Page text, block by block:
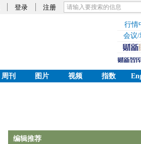
登录 注册
行情
会议/
周刊 图片 视频 指数
编辑推荐